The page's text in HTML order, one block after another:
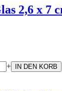
2,6 x 7
+